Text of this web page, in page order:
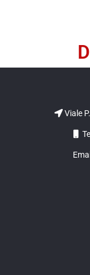
Viale